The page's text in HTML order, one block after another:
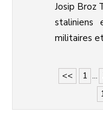
Josip Broz
staliniens
militaires
<< 1 ...